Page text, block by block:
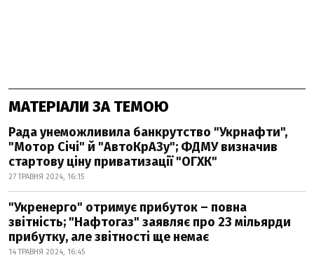
МАТЕРІАЛИ ЗА ТЕМОЮ
Рада унеможливила банкрутство "Укрнафти",
"Мотор Січі" й "АвтоКрАЗу"; ФДМУ визначив
стартову ціну приватизації "ОГХК"
27 ТРАВНЯ 2024, 16:15
"Укренерго" отримує прибуток – повна
звітність; "Нафтогаз" заявляє про 23 мільярди
прибутку, але звітності ще немає
14 ТРАВНЯ 2024, 16:45